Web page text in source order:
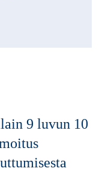
9 luvun 10